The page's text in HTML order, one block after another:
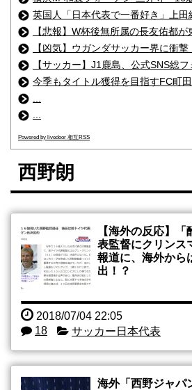
英国人「日本代表で一番好き」上田
【悲報】W杯後無所属の長友佑都が
【凶気】ウガンダサッカー界に衝
【サッカー】J1鹿島、公式SNS総フ
今季もタイトル獲得を目指すFC町田
Powered by livedoor 相互RSS
西野朗
【海外の反応】
表監督にクリンス
報道に、海外から
出！？
2018/07/04 22:05
18
サッカー日本代表
海外「西野ジャパ